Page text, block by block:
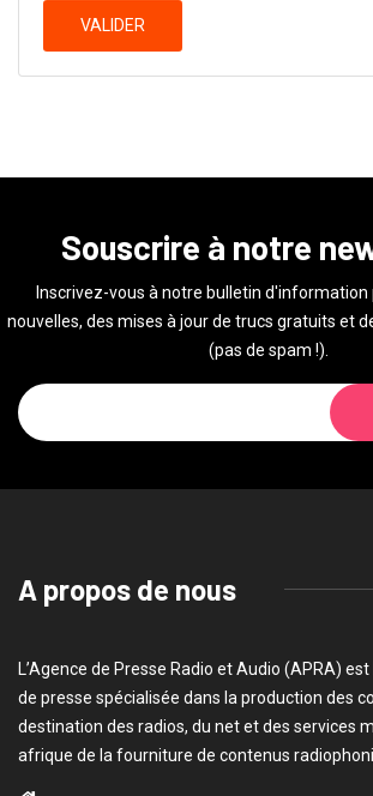
VALIDER
Souscrire à notre
Inscrivez-vous à notre bulletin d'information
nouvelles, des mises à jour de trucs gratuits et
(pas de spam !).
A propos de nous
L’Agence de Presse Radio et Audio (APRA)
de presse spécialisée dans la production des
destination des radios, du net et des services
afrique de la fourniture de contenus